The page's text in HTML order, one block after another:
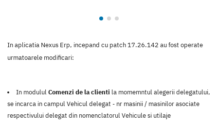
In aplicatia Nexus Erp, incepand cu patch 17.26.142 au fost operate
urmatoarele modificari:
In modululComenzi de la clienti la momemntul alegerii delegatului,
se incarca in campulVehicul delegat - nr masinii / masinilor asociate
respectivului delegat din nomenclatorul Vehicule si utilaje